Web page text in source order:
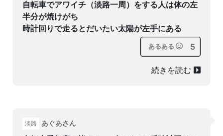
自転車でアワイチ（淡路一周）をする人は体の左
半分が焼けがち
時計回りで走るとだいたい太陽が左手にある
あるある 5
続きを読む
淡路 あぐあさん